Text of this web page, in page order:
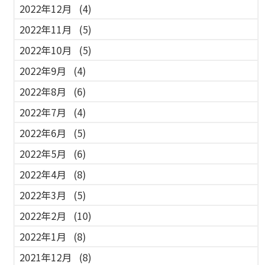
2022年12月
(4)
2022年11月
(5)
2022年10月
(5)
2022年9月
(4)
2022年8月
(6)
2022年7月
(4)
2022年6月
(5)
2022年5月
(6)
2022年4月
(8)
2022年3月
(5)
2022年2月
(10)
2022年1月
(8)
2021年12月
(8)